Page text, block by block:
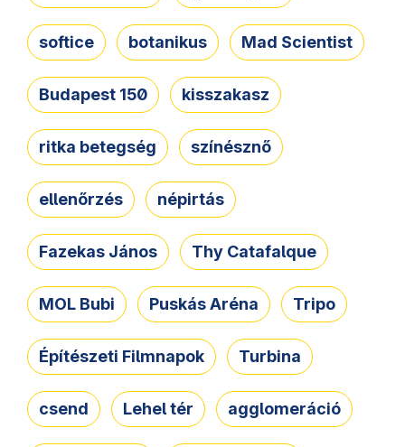
softice botanikus Mad Scientist
Budapest 150 kisszakasz
ritka betegség színésznő
ellenőrzés népirtás
Fazekas János Thy Catafalque
MOL Bubi Puskás Aréna Tripo
Építészeti Filmnapok Turbina
csend Lehel tér agglomeráció